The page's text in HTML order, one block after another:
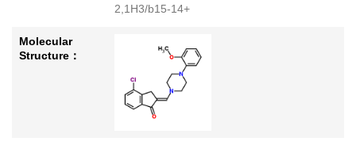
2,1H3/b15-14+
Molecular
Structure：